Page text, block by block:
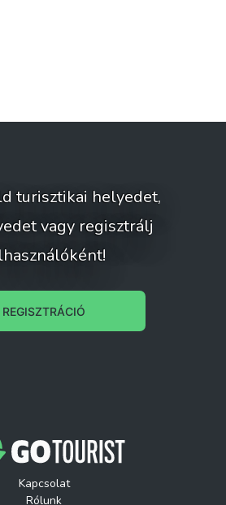
turisztikai helyedet,
vagy regisztrálj
REGISZTRÁCIÓ
Kapcsolat
Rólunk